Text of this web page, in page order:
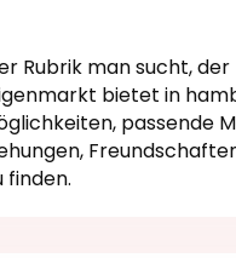
Rubrik man sucht, der
bietet in
passende
finden.